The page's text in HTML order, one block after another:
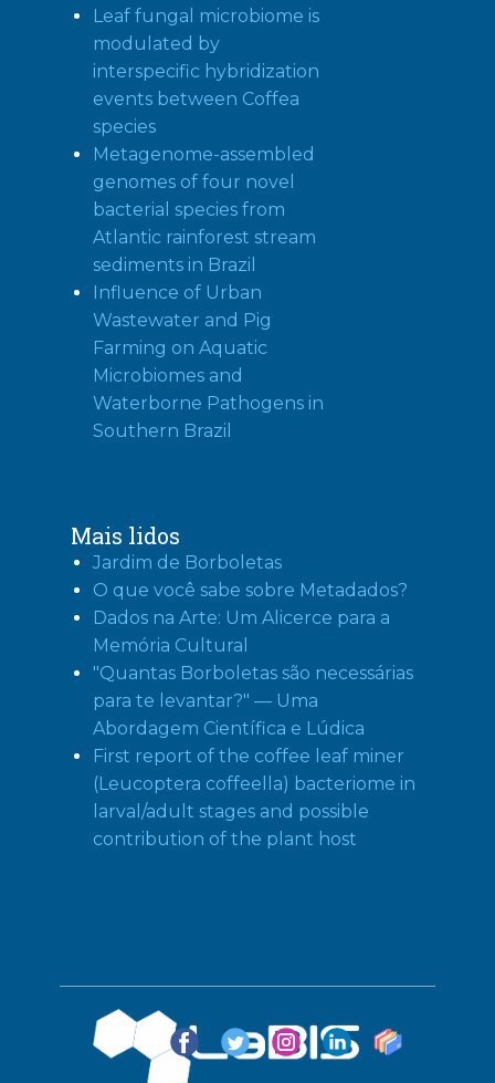
Leaf fungal microbiome is
modulated by
interspecific hybridization
events between Coffea
species
Metagenome-assembled
genomes of four novel
bacterial species from
Atlantic rainforest stream
sediments in Brazil
Influence of Urban
Wastewater and Pig
Farming on Aquatic
Microbiomes and
Waterborne Pathogens in
Southern Brazil
Mais lidos
Jardim de Borboletas
O que você sabe sobre Metadados?
Dados na Arte: Um Alicerce para a
Memória Cultural
"Quantas Borboletas são necessárias
para te levantar?" — Uma
Abordagem Científica e Lúdica
First report of the coffee leaf miner
(Leucoptera coffeella) bacteriome in
larval/adult stages and possible
contribution of the plant host